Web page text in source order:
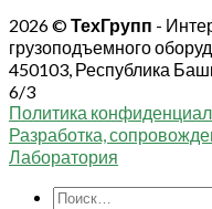
2026 ©ТехГрупп -
грузоподъемного
450103, Республика
6/3
Политика
Разработка,
Лаборатория
Искать: